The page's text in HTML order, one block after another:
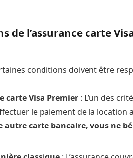
de l’assurance carte
conditions doivent être
carte Visa Premier : L’un des
le paiement de la location
autre carte bancaire, vous ne